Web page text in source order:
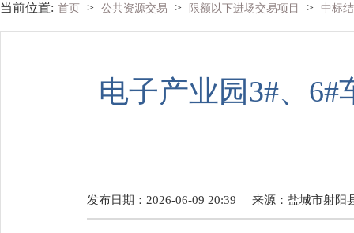
当前位置: 首页 > 公共资源交易 > 限额以下进场交易项目 > 中标
电子产业园3#、
发布日期：2026-06-09 20:39 来源： 盐城市射阳